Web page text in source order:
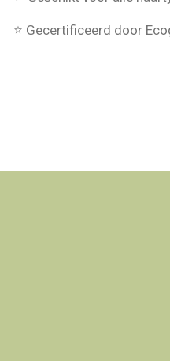
⭐ Gecertificeerd door